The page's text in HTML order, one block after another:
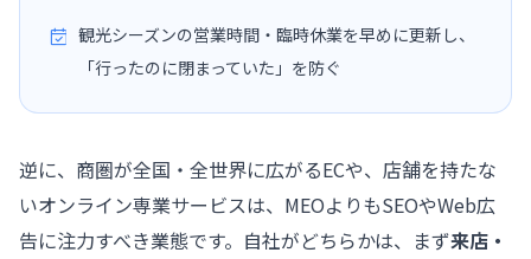
観光シーズンの営業時間・臨時休業を早めに更新し、
「行ったのに閉まっていた」を防ぐ
逆に、商圏が全国・全世界に広がるECや、店舗を持たな
いオンライン専業サービスは、MEOよりもSEOやWeb広
告に注力すべき業態です。自社がどちらかは、まず来店・